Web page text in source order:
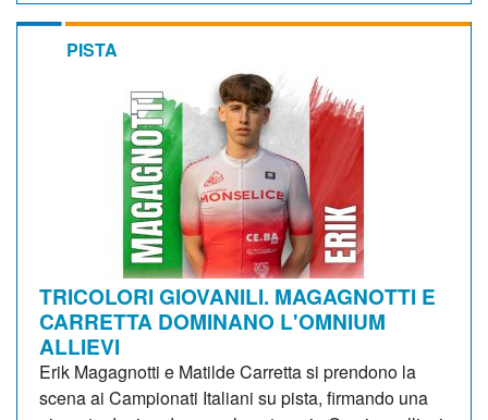
PISTA
TRICOLORI GIOVANILI. MAGAGNOTTI E
CARRETTA DOMINANO L'OMNIUM
ALLIEVI
Erik Magagnotti e Matilde Carretta si prendono la
scena ai Campionati Italiani su pista, firmando una